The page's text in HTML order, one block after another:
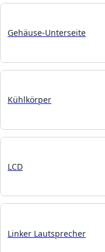
Gehäuse-Unterseite
Kühlkörper
LCD
Linker Lautsprecher